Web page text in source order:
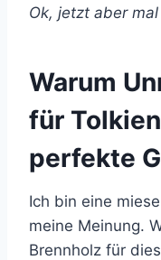
Ok, jetzt aber
Warum
für
perfekte
Ich bin eine
meine Meinung.
Brennholz für